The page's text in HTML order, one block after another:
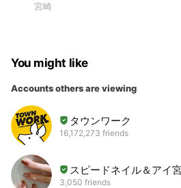
宮崎
You might like
Accounts others are viewing
タウンワーク
16,172,273 friends
スピードネイル＆アイ
3,050 friends